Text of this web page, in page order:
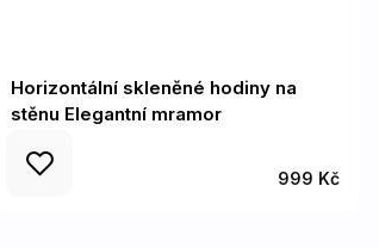
Horizontální skleněné hodiny na
stěnu Elegantní mramor
999 Kč